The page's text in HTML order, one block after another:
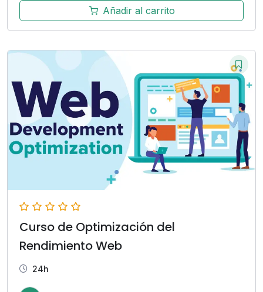
Añadir al carrito
Curso de Optimización del
Rendimiento Web
24h